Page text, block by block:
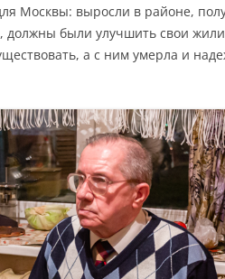
Москвы: выросли в районе,
должны были улучшить свои
а с ним умерла и